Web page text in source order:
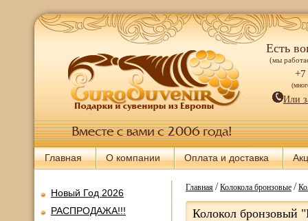
Есть
(мы
+7
Или
Главная О компании Оплата и доставка
Новый Год 2026
РАСПРОДАЖА!!!
Главная/Колокола бронзовые/
Колокол бронзовый